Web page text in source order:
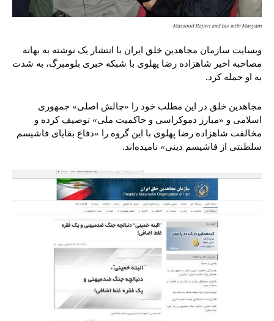
Massoud Rajavi and his wife Maryam
وبسایت سازمان مجاهدین خلق ایران با انتشار یک نوشته به بهانه
مصاحبه اخیر شاهزاده رضا پهلوی با شبکه خبری بلومبرگ، به شدت
به او حمله کرد.
مجاهدین خلق در این مطلب خود را «چالش اصلی» جمهوری
اسلامی و «مبارز دموکراسی و حاکمیت ملی» توصیف کرده و
مخالفت شاهزاده رضا پهلوی با این گروه را «دفاع بقایای فاشیسم
سلطنتی از فاشیسم دینی» نامیده‌اند.